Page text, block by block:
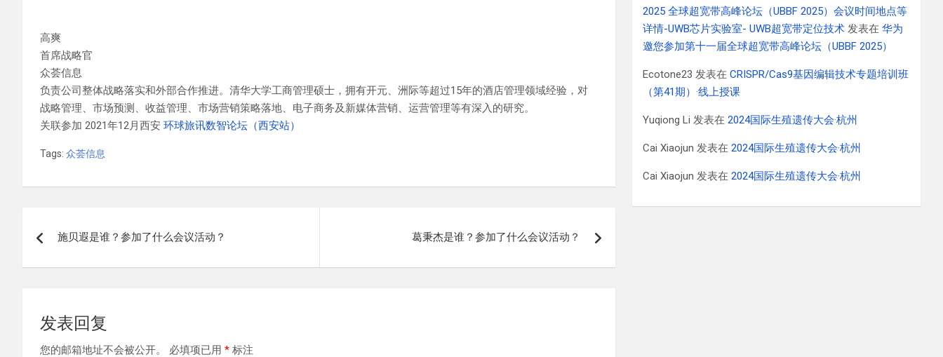
高爽
首席战略官
众荟信息
负责公司整体战略落实和外部合作推进。清华大学工商管理硕士，拥有开元、洲际等超过15年的酒店管理领域经验，对
战略管理、市场预测、收益管理、市场营销策略落地、电子商务及新媒体营销、运营管理等有深入的研究。
关联参加 2021年12月西安 环球旅讯数智论坛（西安站）
Tags: 众荟信息
章
施贝遐是谁？参加了什么会议活动？ 葛秉杰是谁？参加了什么会议活动？
发表回复
您的邮箱地址不会被公开。 必填项已用 * 标注
2025 全球超宽带高峰论坛（UBBF 2025）会议时间地点等
详情-UWB芯片实验室- UWB超宽带定位技术 发表在华为
邀您参加第十一届全球超宽带高峰论坛（UBBF 2025）
Ecotone23 发表在CRISPR/Cas9基因编辑技术专题培训班
（第41期）·线上授课
Yuqiong Li 发表在2024国际生殖遗传大会·杭州
Cai Xiaojun 发表在2024国际生殖遗传大会·杭州
Cai Xiaojun 发表在2024国际生殖遗传大会·杭州